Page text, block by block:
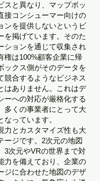
スと異なり、マップボッ
接コンシューマー向けの
ンを提供しないというビ
を掲げています。そのた
ションを通じて収集され
権は100%顧客企業に帰
ックス側がそのデータを
競合するようなビジネス
はありません。これはデ
ーへの対応が厳格化する
多くの事業者にとって大
なっています。
力とカスタマイズ性も大
ージです。2次元の地図
3次元やVRの世界まで対
力を備えており、企業の
ジに合わせた地図のデザ